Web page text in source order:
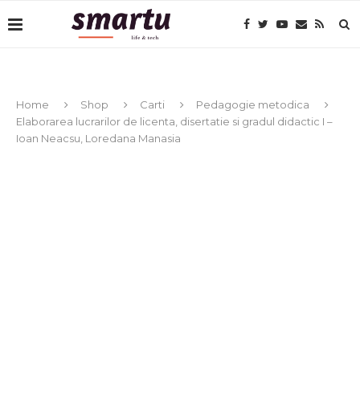
Home Shop Carti
Pedagogie metodica
Elaborarea lucrarilor de licenta, disertatie si gradul didactic I –
Ioan Neacsu, Loredana Manasia